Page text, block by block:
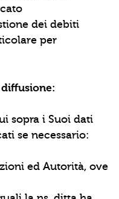
dei debiti
per
sopra i Suoi dati
se necessario:
ed Autorità, ove